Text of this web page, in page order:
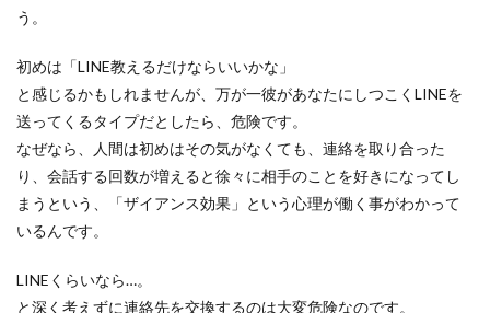
う。
初めは「LINE教えるだけならいいかな」
と感じるかもしれませんが、万が一彼があなたにしつこくLINEを
送ってくるタイプだとしたら、危険です。
なぜなら、人間は初めはその気がなくても、連絡を取り合った
り、会話する回数が増えると徐々に相手のことを好きになってし
まうという、「ザイアンス効果」という心理が働く事がわかって
いるんです。
LINEくらいなら…。
と深く考えずに連絡先を交換するのは大変危険なのです。